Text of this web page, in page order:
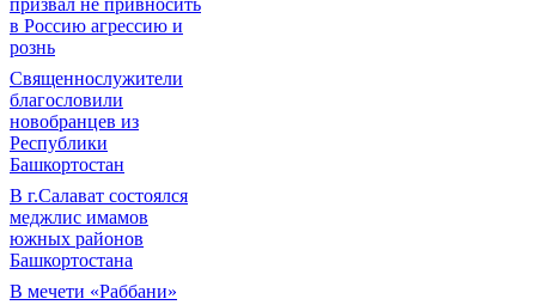
призвал не привносить
в Россию агрессию и
рознь
Священнослужители
благословили
новобранцев из
Республики
Башкортостан
В г.Салават состоялся
меджлис имамов
южных районов
Башкортостана
В мечети «Раббани»